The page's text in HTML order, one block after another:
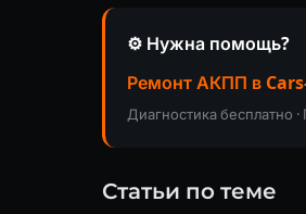
⚙️ Нужна помощь?
Ремонт АКПП в
Диагностика бесплатно ·
Статьи по теме